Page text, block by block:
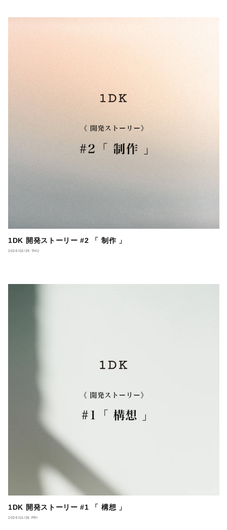
1DK 開発ストーリー #2 「 制作 」
2024/02/29 THU
1DK 開発ストーリー #1 「 構想 」
2024/01/26 FRI